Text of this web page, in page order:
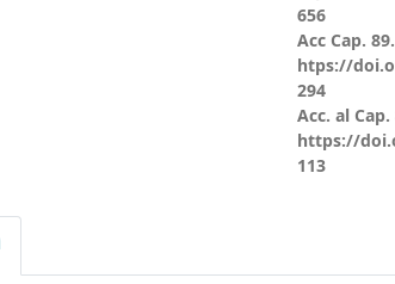
656
Acc Cap.
htps://
294
Acc. al Cap.
https://
113